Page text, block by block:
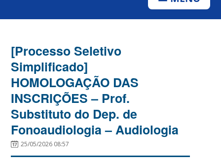
[Processo Seletivo
Simplificado]
HOMOLOGAÇÃO DAS
INSCRIÇÕES – Prof.
Substituto do Dep. de
Fonoaudiologia – Audiologia
25/05/2026 08:57